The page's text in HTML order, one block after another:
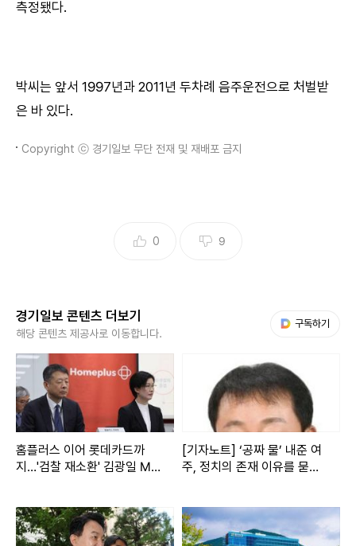
측정됐다.
박씨는 앞서 1997년과 2011년 두차례 음주운전으로 처벌받
은 바 있다.
Copyright ⓒ 경기일보 무단 전재 및 재배포 금지
0 9
경기일보 콘텐츠 더보기
해당 콘텐츠 제공사로 이동합니다.
구독하기
홈플러스 이어 롯데카드까
지…'검찰 재소환' 김광일 MB
[기자노트] ‘공짜 물’ 내준 여
주, 정치의 존재 이유를 묻는